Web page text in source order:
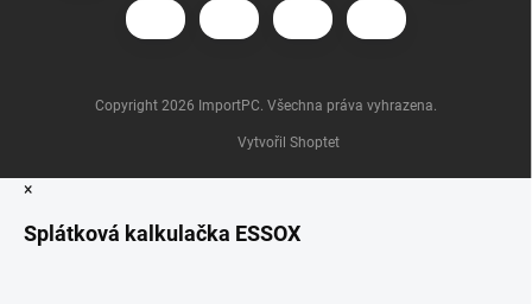
Vytvořil Shoptet
Copyright 2026 ImportPC. Všechna práva vyhrazena.
×
Splátková kalkulačka ESSOX